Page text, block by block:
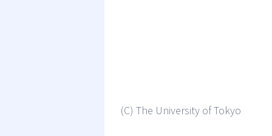
(C) The University of Tokyo